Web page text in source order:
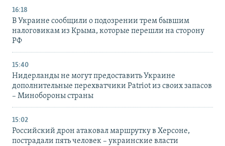
16:18
В Украине сообщили о подозрении трем бывшим
налоговикам из Крыма, которые перешли на сторону
РФ
15:40
Нидерланды не могут предоставить Украине
дополнительные перехватчики Patriot из своих запасов
– Минобороны страны
15:02
Российский дрон атаковал маршрутку в Херсоне,
пострадали пять человек – украинские власти